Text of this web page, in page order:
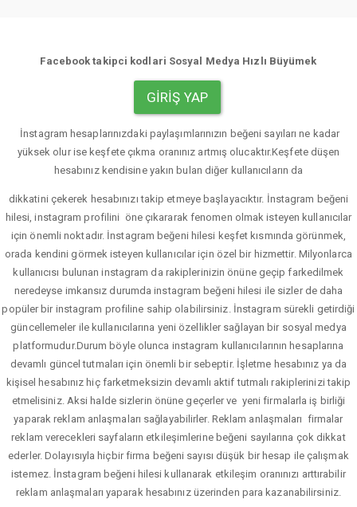
Facebook takipci kodlari Sosyal Medya Hızlı Büyümek
GIRIŞ YAP
İnstagram hesaplarınızdaki paylaşımlarınızın beğeni sayıları ne kadar
yüksek olur ise keşfete çıkma oranınız artmış olucaktır.Keşfete düşen
hesabınız kendisine yakın bulan diğer kullanıcıların da
dikkatini çekerek hesabınızı takip etmeye başlayacıktır. İnstagram beğeni
hilesi, instagram profilini öne çıkararak fenomen olmak isteyen kullanıcılar
için önemli noktadır. İnstagram beğeni hilesi keşfet kısmında görünmek,
orada kendini görmek isteyen kullanıcılar için özel bir hizmettir. Milyonlarca
kullanıcısı bulunan instagram da rakiplerinizin önüne geçip farkedilmek
neredeyse imkansız durumda instagram beğeni hilesi ile sizler de daha
popüler bir instagram profiline sahip olabilirsiniz. İnstagram sürekli getirdiği
güncellemeler ile kullanıcılarına yeni özellikler sağlayan bir sosyal medya
platformudur.Durum böyle olunca instagram kullanıcılarının hesaplarına
devamlı güncel tutmaları için önemli bir sebeptir. İşletme hesabınız ya da
kişisel hesabınız hiç farketmeksizin devamlı aktif tutmalı rakiplerinizi takip
etmelisiniz. Aksi halde sizlerin önüne geçerler ve yeni firmalarla iş birliği
yaparak reklam anlaşmaları sağlayabilirler. Reklam anlaşmaları firmalar
reklam verecekleri sayfaların etkileşimlerine beğeni sayılarına çok dikkat
ederler. Dolayısıyla hiçbir firma beğeni sayısı düşük bir hesap ile çalışmak
istemez. İnstagram beğeni hilesi kullanarak etkileşim oranınızı arttırabilir
reklam anlaşmaları yaparak hesabınız üzerinden para kazanabilirsiniz.